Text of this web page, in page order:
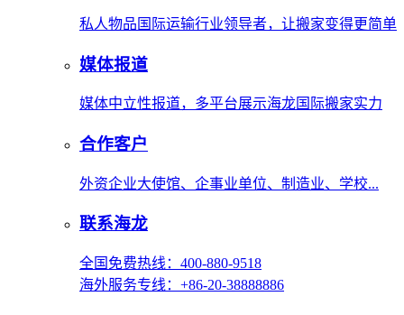
私人物品国际运输行业领导者，让搬家变得更简单
媒体报道
媒体中立性报道，多平台展示海龙国际搬家实力
合作客户
外资企业大使馆、企事业单位、制造业、学校...
联系海龙
全国免费热线：400-880-9518
海外服务专线：+86-20-38888886